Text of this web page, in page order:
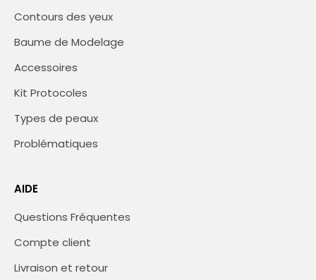
Contours des yeux
Baume de Modelage
Accessoires
Kit Protocoles
Types de peaux
Problématiques
AIDE
Questions Fréquentes
Compte client
Livraison et retour